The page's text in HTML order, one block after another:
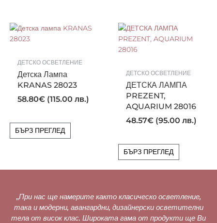
ДЕТСКО ОСВЕТЛЕНИЕ
Детска Лампа
KRANAS 28023
58.80€ (115.00 лв.)
БЪРЗ ПРЕГЛЕД
ДЕТСКО ОСВЕТЛЕНИЕ
ДЕТСКА ЛАМПА
PREZENT,
AQUARIUM 28016
48.57€ (95.00 лв.)
БЪРЗ ПРЕГЛЕД
„При нас ще намерите както класическо осветление,
така и модерни, авангардни, дизайнерски осветителни
тела от висок клас. Широката гама от продукти ще Ви